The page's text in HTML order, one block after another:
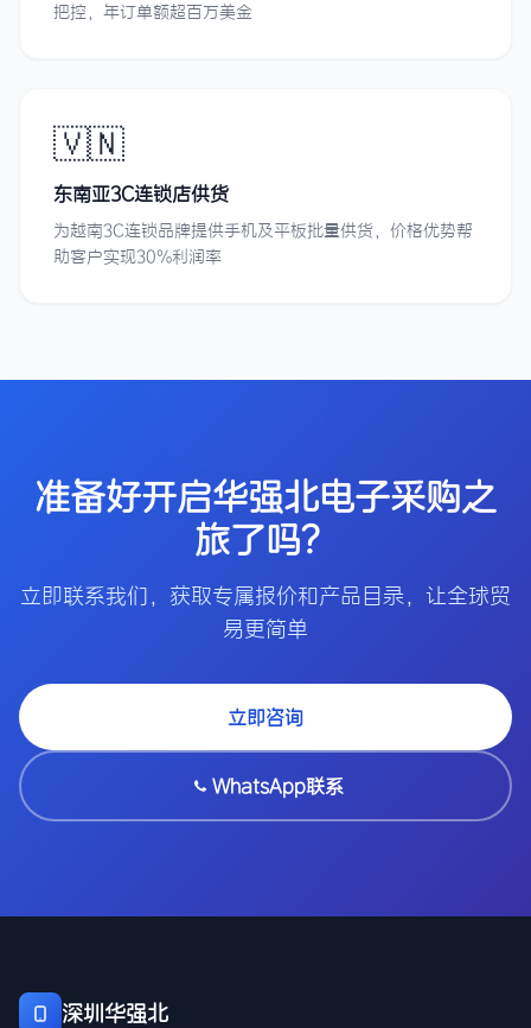
把控，年订单额超百万美金
🇻🇳
东南亚3C连锁店供货
为越南3C连锁品牌提供手机及平板批量供货，价格优势帮
助客户实现30%利润率
准备好开启华强北电子采购之
旅了吗？
立即联系我们，获取专属报价和产品目录，让全球贸
易更简单
立即咨询
WhatsApp联系
深圳华强北